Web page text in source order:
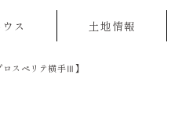
ス 土地情報
スペリテ横手Ⅲ】